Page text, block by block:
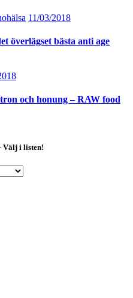
11/03/2018
överlägset bästa anti age
och honung – RAW food
Välj i listen!